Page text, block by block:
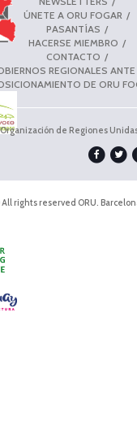
ÚNETE A ORU FOGAR
PASANTÍAS
HACERSE MIEMBRO
CONTACTO
REGIONALES ANTE
DE ORU
de Regiones
All rights reserved ORU.